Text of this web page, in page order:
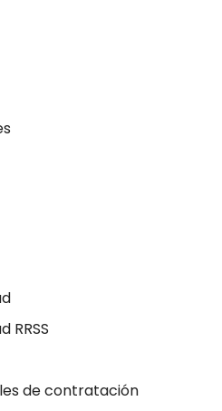
RRSS
de contratación